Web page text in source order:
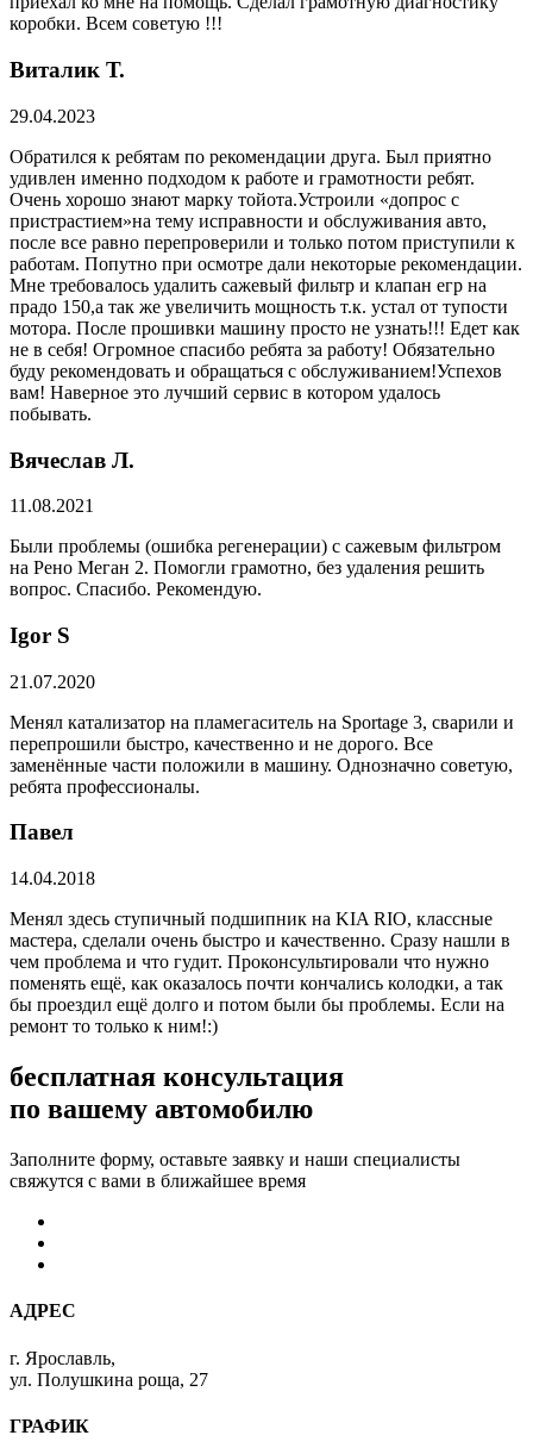
коробки. Всем советую !!!
Виталик Т.
29.04.2023
Обратился к ребятам по рекомендации друга. Был приятно
удивлен именно подходом к работе и грамотности ребят.
Очень хорошо знают марку тойота.Устроили «допрос с
пристрастием»на тему исправности и обслуживания авто,
после все равно перепроверили и только потом приступили к
работам. Попутно при осмотре дали некоторые рекомендации.
Мне требовалось удалить сажевый фильтр и клапан егр на
прадо 150,а так же увеличить мощность т.к. устал от тупости
мотора. После прошивки машину просто не узнать!!! Едет как
не в себя! Огромное спасибо ребята за работу! Обязательно
буду рекомендовать и обращаться с обслуживанием!Успехов
вам! Наверное это лучший сервис в котором удалось
побывать.
Вячеслав Л.
11.08.2021
Были проблемы (ошибка регенерации) с сажевым фильтром
на Рено Меган 2. Помогли грамотно, без удаления решить
вопрос. Спасибо. Рекомендую.
​Igor S
21.07.2020
Менял катализатор на пламегаситель на Sportage 3, сварили и
перепрошили быстро, качественно и не дорого. Все
заменённые части положили в машину. Однозначно советую,
ребята профессионалы.
Павел
14.04.2018
Менял здесь ступичный подшипник на KIA RIO, классные
мастера, сделали очень быстро и качественно. Сразу нашли в
чем проблема и что гудит. Проконсультировали что нужно
поменять ещё, как оказалось почти кончались колодки, а так
бы проездил ещё долго и потом были бы проблемы. Если на
ремонт то только к ним!:)
бесплатная консультация
по вашему автомобилю
Заполните форму, оставьте заявку и наши специалисты
свяжутся с вами в ближайшее время
АДРЕС
г. Ярославль,
ул. Полушкина роща, 27
ГРАФИК